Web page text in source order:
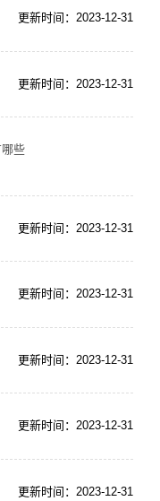
更新时间：2023-12-31
更新时间：2023-12-31
些
更新时间：2023-12-31
更新时间：2023-12-31
更新时间：2023-12-31
更新时间：2023-12-31
更新时间：2023-12-31